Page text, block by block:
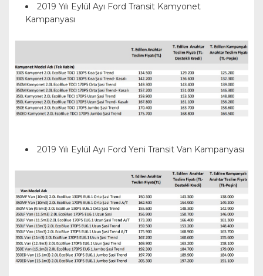
2019 Yılı Eylül Ayı Ford Transit Kamyonet
Kampanyası
2019 Yılı Eylül Ayı Ford Yeni Transit Van Kampanyası